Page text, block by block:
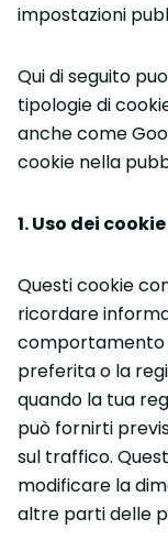
impostazioni
Qui di seguito
tipologie di
anche come
cookie nella
1. Uso dei
Questi cookie
ricordare
comportamento
preferita o la
quando la tua
può fornirti
sul traffico.
modificare la
altre parti delle